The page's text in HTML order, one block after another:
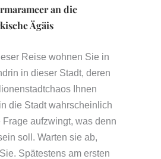
an die
Ägäis
Reise wohnen Sie in
in dieser Stadt, deren
Ihnen
die Stadt wahrscheinlich
aufzwingt, was denn
soll. Warten sie ab,
Spätestens am ersten